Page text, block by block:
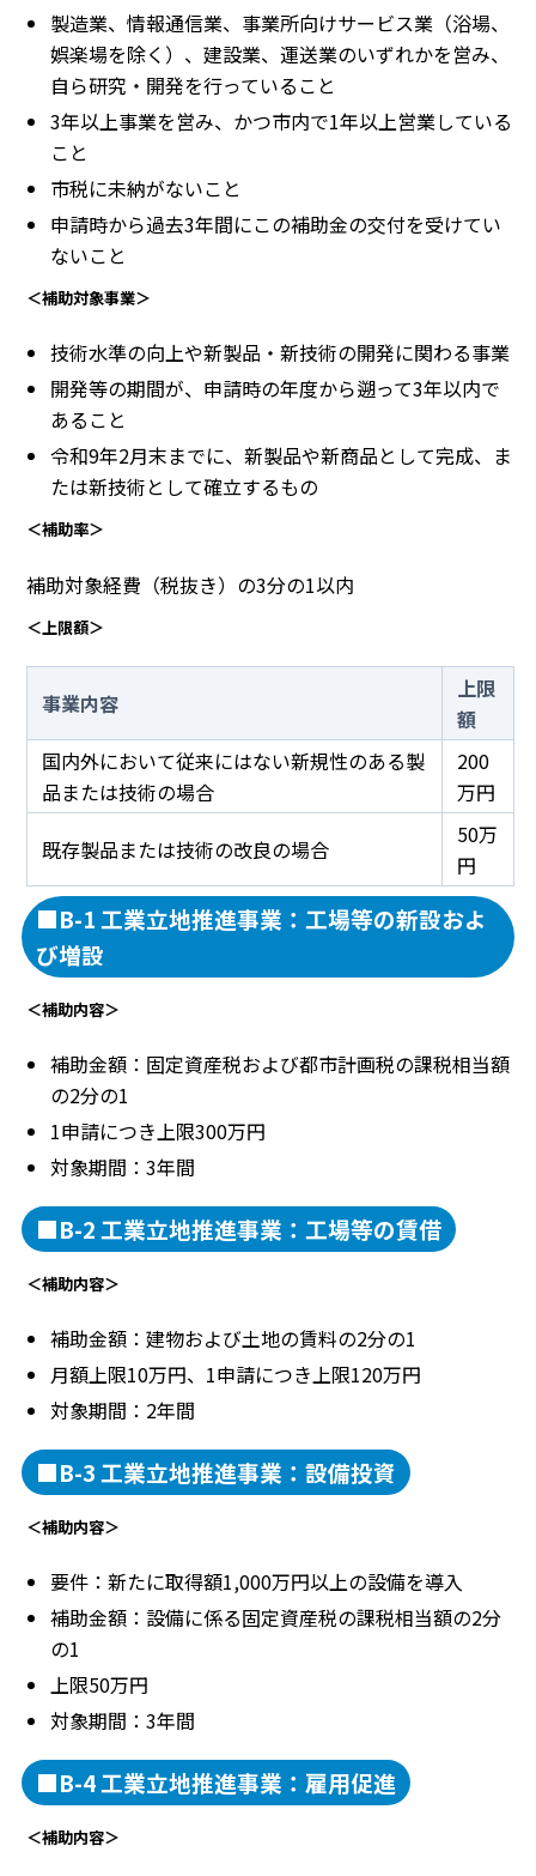
製造業、情報通信業、事業所向けサービス業（浴場、
娯楽場を除く）、建設業、運送業のいずれかを営み、
自ら研究・開発を行っていること
3年以上事業を営み、かつ市内で1年以上営業している
こと
市税に未納がないこと
申請時から過去3年間にこの補助金の交付を受けてい
ないこと
＜補助対象事業＞
技術水準の向上や新製品・新技術の開発に関わる事業
開発等の期間が、申請時の年度から遡って3年以内で
あること
令和9年2月末までに、新製品や新商品として完成、ま
たは新技術として確立するもの
＜補助率＞
補助対象経費（税抜き）の3分の1以内
＜上限額＞
事業内容
上限
額
国内外において従来にはない新規性のある製
品または技術の場合
200
万円
既存製品または技術の改良の場合
50万
円
■B-1 工業立地推進事業：工場等の新設およ
び増設
＜補助内容＞
補助金額：固定資産税および都市計画税の課税相当額
の2分の1
1申請につき上限300万円
対象期間：3年間
■B-2 工業立地推進事業：工場等の賃借
＜補助内容＞
補助金額：建物および土地の賃料の2分の1
月額上限10万円、1申請につき上限120万円
対象期間：2年間
■B-3 工業立地推進事業：設備投資
＜補助内容＞
要件：新たに取得額1,000万円以上の設備を導入
補助金額：設備に係る固定資産税の課税相当額の2分
の1
上限50万円
対象期間：3年間
■B-4 工業立地推進事業：雇用促進
＜補助内容＞